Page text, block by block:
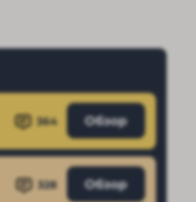
364 Обзор
328 Обзор